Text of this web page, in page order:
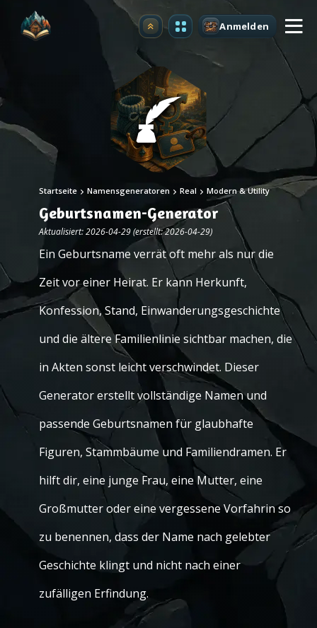
Upgrade Anmelden
Startseite Namensgeneratoren Real Modern & Utility
Geburtsnamen-Generator
Aktualisiert: 2026-04-29 (erstellt: 2026-04-29)
Ein Geburtsname verrät oft mehr als nur die
Zeit vor einer Heirat. Er kann Herkunft,
Konfession, Stand, Einwanderungsgeschichte
und die ältere Familienlinie sichtbar machen, die
in Akten sonst leicht verschwindet. Dieser
Generator erstellt vollständige Namen und
passende Geburtsnamen für glaubhafte
Figuren, Stammbäume und Familiendramen. Er
hilft dir, eine junge Frau, eine Mutter, eine
Großmutter oder eine vergessene Vorfahrin so
zu benennen, dass der Name nach gelebter
Geschichte klingt und nicht nach einer
zufälligen Erfindung.